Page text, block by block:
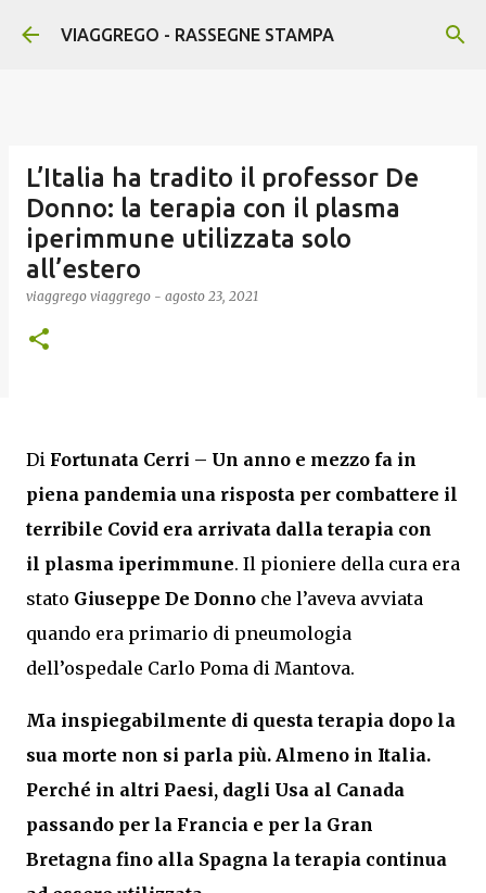
Passa ai contenuti principali
VIAGGREGO - RASSEGNE STAMPA
L’Italia ha tradito il professor De
Donno: la terapia con il plasma
iperimmune utilizzata solo
all’estero
viaggrego viaggrego - agosto 23, 2021
Di Fortunata Cerri – Un anno e mezzo fa in
piena pandemia una risposta per combattere il
terribile Covid era arrivata dalla terapia con
il plasma iperimmune. Il pioniere della cura era
stato Giuseppe De Donno che l’aveva avviata
quando era primario di pneumologia
dell’ospedale Carlo Poma di Mantova.
Ma inspiegabilmente di questa terapia dopo la
sua morte non si parla più. Almeno in Italia.
Perché in altri Paesi, dagli Usa al Canada
passando per la Francia e per la Gran
Bretagna fino alla Spagna la terapia continua